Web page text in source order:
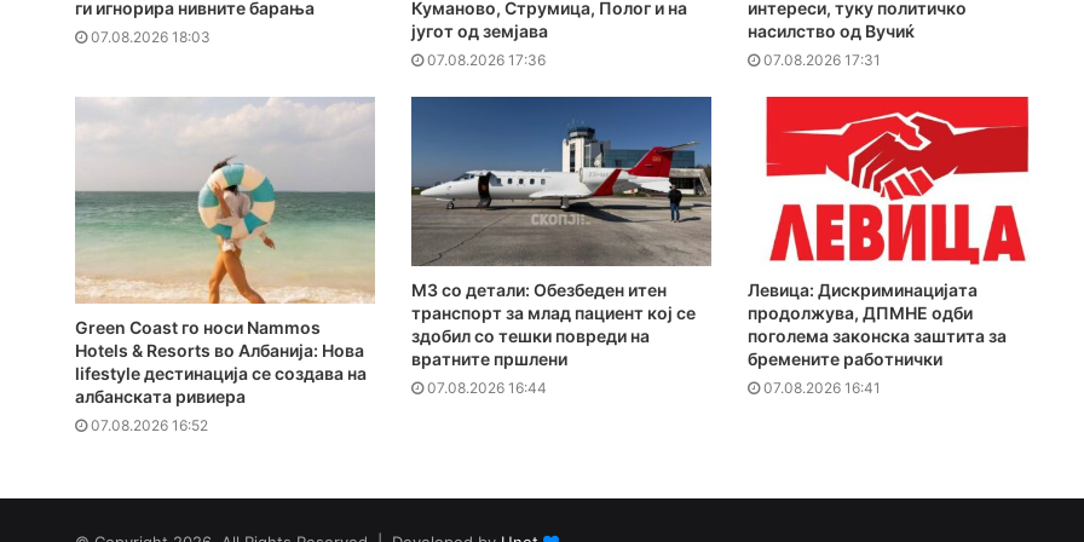
ги игнорира нивните барања
07.08.2026 18:03
Куманово, Струмица, Полог и на
југот од земјава
07.08.2026 17:36
интереси, туку политичко
насилство од Вучиќ
07.08.2026 17:31
Green Coast го носи Nammos
Hotels & Resorts во Албанија: Нова
lifestyle дестинација се создава на
албанската ривиера
07.08.2026 16:52
MЗ со детали: Обезбеден итен
транспорт за млад пациент кој се
здобил со тешки повреди на
вратните пршлени
07.08.2026 16:44
Левица: Дискриминацијата
продолжува, ДПМНЕ одби
поголема законска заштита за
бремените работнички
07.08.2026 16:41